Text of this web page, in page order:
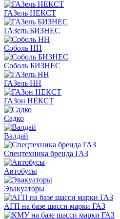
ГАЗель НЕКСТ
ГАЗель БИЗНЕС
Соболь НН
Соболь БИЗНЕС
ГАЗель НН
ГАЗон НЕКСТ
Садко
Валдай
Спецтехника бренда ГАЗ
Автобусы
Эвакуаторы
АГП на базе шасси марки ГАЗ